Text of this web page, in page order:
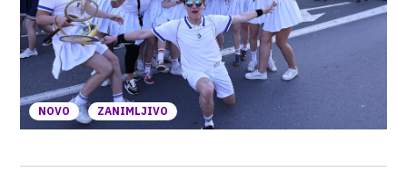
NOVO ZANIMLJIVO